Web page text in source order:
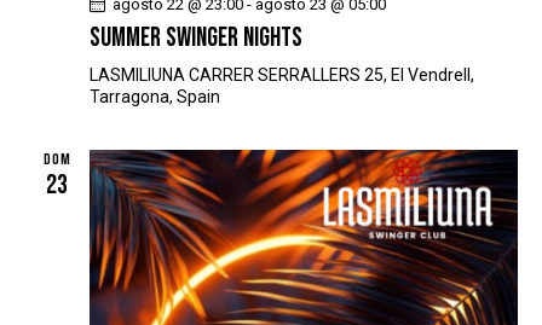
agosto 22 @ 23:00 - agosto 23 @ 05:00
SUMMER SWINGER NIGHTS
LASMILIUNA CARRER SERRALLERS 25, El Vendrell,
Tarragona, Spain
DOM
23